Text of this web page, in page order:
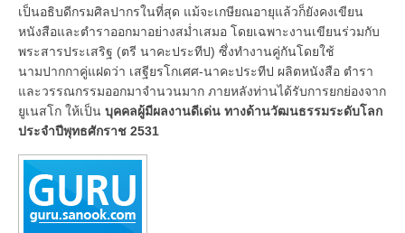
เป็นอธิบดีกรมศิลปากรในที่สุด แม้จะเกษียณอายุแล้วก็ยังคงเขียน
หนังสือและตำราออกมาอย่างสม่ำเสมอ โดยเฉพาะงานเขียนร่วมกับ
พระสารประเสริฐ (ตรี นาคะประทีป) ซึ่งทำงานคู่กันโดยใช้
นามปากกาคู่แฝดว่า เสฐียรโกเศศ-นาคะประทีป ผลิตหนังสือ ตำรา
และวรรณกรรมออกมาจำนวนมาก ภายหลังท่านได้รับการยกย่องจาก
ยูเนสโก ให้เป็น บุคคลผู้มีผลงานดีเด่น ทางด้านวัฒนธรรมระดับโลก
ประจำปีพุทธศักราช 2531